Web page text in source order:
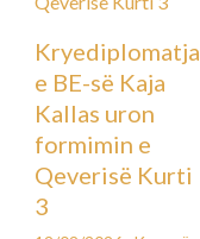
Kryediplomatja
e BE-së Kaja
Kallas uron
formimin e
Qeverisë Kurti
3